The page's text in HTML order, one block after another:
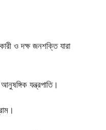
ও দক্ষ জনশক্তি যারা
যন্ত্রপাতি।